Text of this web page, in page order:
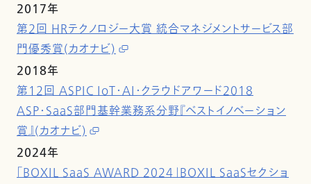
2017年
第2回 HRテクノロジー大賞 統合マネジメントサービス部
門優秀賞(カオナビ)
2018年
第12回 ASPIC IoT・AI・クラウドアワード2018
ASP・SaaS部門基幹業務系分野『ベストイノベーション
賞』(カオナビ)
2024年
「BOXIL SaaS AWARD 2024」BOXIL SaaSセクショ